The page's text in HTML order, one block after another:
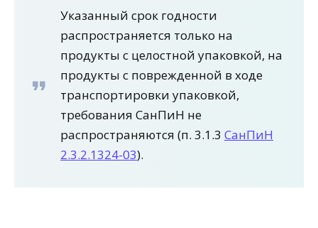
Указанный срок годности
распространяется только на
продукты с целостной упаковкой, на
продукты с поврежденной в ходе
транспортировки упаковкой,
требования СанПиН не
распространяются (п. 3.1.3 СанПиН
2.3.2.1324-03).